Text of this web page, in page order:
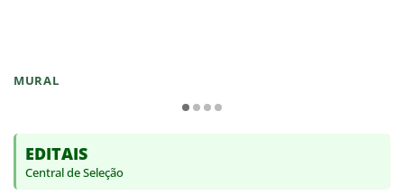
MURAL
EDITAIS
Central de Seleção